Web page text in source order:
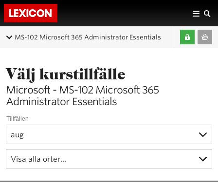
MS-102 Microsoft 365 Administrator Essentials
Välj kurstillfälle
Microsoft - MS-102 Microsoft 365
Administrator Essentials
Tillfällen